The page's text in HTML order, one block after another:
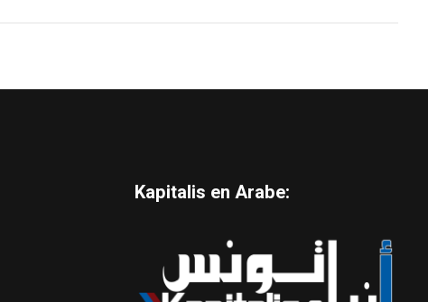
Kapitalis en Arabe: